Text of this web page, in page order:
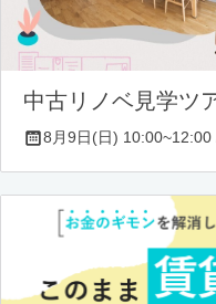
中古リノベ見学ツ
8月9日(日)